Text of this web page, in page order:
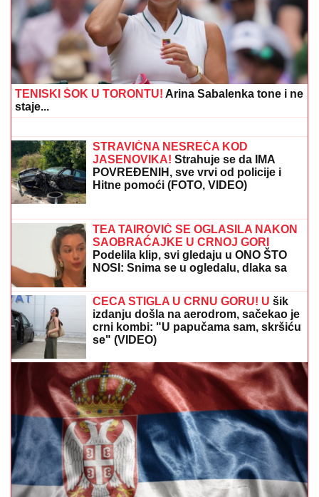
(FOTO) SVI GLEDAJU U SARU JO!Pevačica i Aleksej
Bjelogrlić ne skidaju osmeh sa lica, a ona jednim
potezom OČARALA SVE
CECA RAŽNATOVIĆ U MOĆNOJ
KORSET HALJINI, A ŠLIC DO KUKA U
klubu raspametila sve! Izula se, pa
PEVALA BOSA - Sve se orilo (VIDEO)
priznao šta se dešava nakon rijalitija,
ne odvaja se od Marinkovićeve:
Priznali kakav im je odnos nakon
skandala
POSLE SAHRANE DEDE DAO KOŠ ZA POBEDU!
Bivši ljubimac "grobara" ne zaboravlja ovaj poen!
(FOTO) MINI BELA HALJINA I
IZVAJANE NOGE Ćerka Goce Tržan
objavila sliku iz provoda, mreže se
usijale
HAOS U NEMAČKOJ VOJSCI!
Rezervisti pokrali redovne trupe:
Odnose sve, od municije do
naoružanja – Berlin u PANICI!